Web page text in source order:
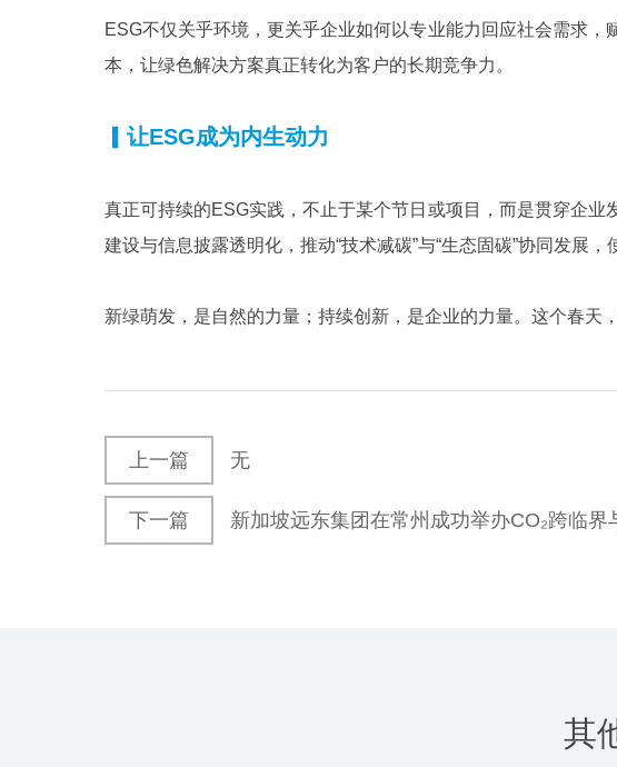
ESG不仅关乎环境，更关乎企业如何以专业能力回应社会需求
本，让绿色解决方案真正转化为客户的长期竞争力。
▎让ESG成为内生动力
真正可持续的ESG实践，不止于某个节日或项目，而是贯穿企
建设与信息披露透明化，推动“技术减碳”与“生态固碳”协同发展
新绿萌发，是自然的力量；持续创新，是企业的力量。这个春天
上一篇 无
下一篇 新加坡远东集团在常州成功举办CO₂跨临界
其